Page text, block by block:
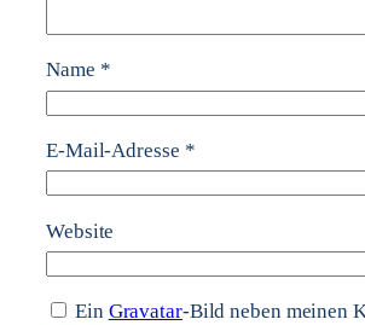
Name *
E-Mail-Adresse *
Website
Ein Gravatar-Bild neben meinen